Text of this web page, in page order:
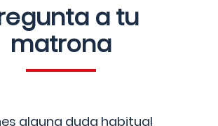
a tu
matrona
alguna duda habitual